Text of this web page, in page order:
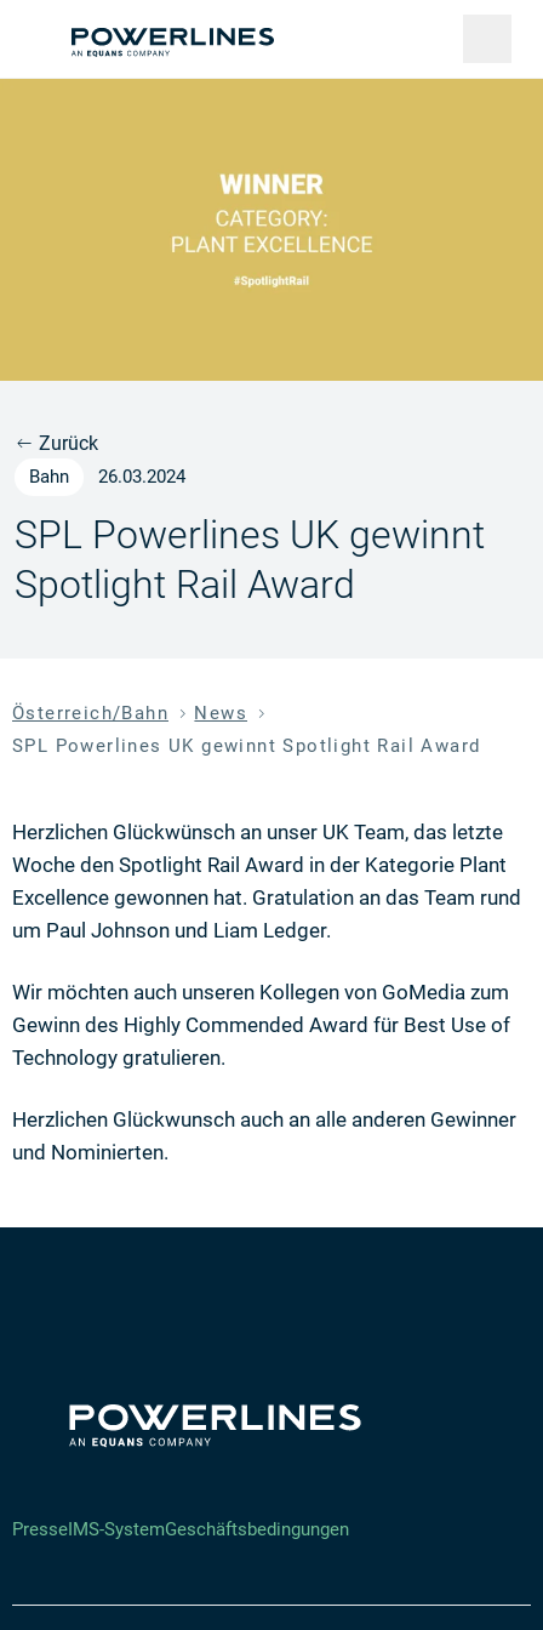
SPL Powerlines UK gewinnt
Spotlight Rail Award
Zurück
Bahn 26.03.2024
Österreich/Bahn
News
SPL Powerlines UK gewinnt Spotlight Rail Award
Herzlichen Glückwünsch an unser UK Team, das letzte
Woche den Spotlight Rail Award in der Kategorie Plant
Excellence gewonnen hat. Gratulation an das Team rund
um Paul Johnson und Liam Ledger.
Wir möchten auch unseren Kollegen von GoMedia zum
Gewinn des Highly Commended Award für Best Use of
Technology gratulieren.
Herzlichen Glückwunsch auch an alle anderen Gewinner
und Nominierten.
PresseIMS-SystemGeschäftsbedingungen